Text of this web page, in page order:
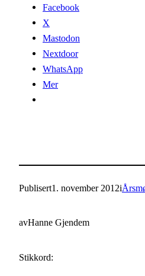
Facebook
X
Mastodon
Nextdoor
WhatsApp
Mer
Publisert1. november 2012i
avHanne Gjendem
Stikkord: